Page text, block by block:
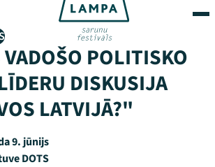
POLITISKO
DISKUSIJA
LATVIJĀ?"
9. jūnijs
DOTS